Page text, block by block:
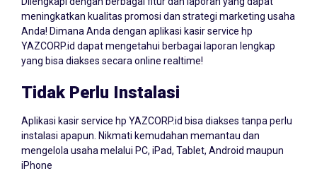
meningkatkan kualitas promosi dan strategi marketing usaha
Anda! Dimana Anda dengan aplikasi kasir service hp
YAZCORP.id dapat mengetahui berbagai laporan lengkap
yang bisa diakses secara online realtime!
Tidak Perlu Instalasi
instalasi apapun. Nikmati kemudahan memantau dan
mengelola usaha melalui PC, iPad, Tablet, Android maupun
iPhone